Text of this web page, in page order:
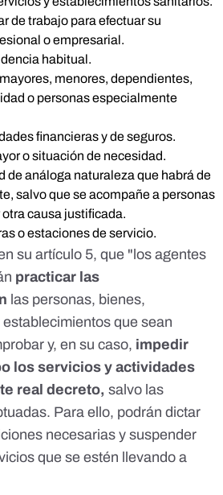
de trabajo para efectuar su
o empresarial.
habitual.
menores, dependientes,
o personas especialmente
financieras y de seguros.
o situación de necesidad.
de análoga naturaleza que habrá de
salvo que se acompañe a personas
causa justificada.
o estaciones de servicio.
su artículo 5, que "los agentes
practicar las
las personas, bienes,
establecimientos que sean
y, en su caso, impedir
los servicios y actividades
real decreto, salvo las
Para ello, podrán dictar
necesarias y suspender
que se estén llevando a